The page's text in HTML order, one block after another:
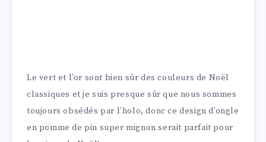
Le vert et l’or sont bien sûr des couleurs de Noël
classiques et je suis presque sûr que nous sommes
toujours obsédés par l’holo, donc ce design d’ongle
en pomme de pin super mignon serait parfait pour